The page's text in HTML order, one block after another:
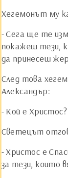
Хегемонът му
- Сега ще те
покажеш тези,
да принесеш
След това
Александър:
- Кой е Христос?
Светецът
- Христос е
за тези, които